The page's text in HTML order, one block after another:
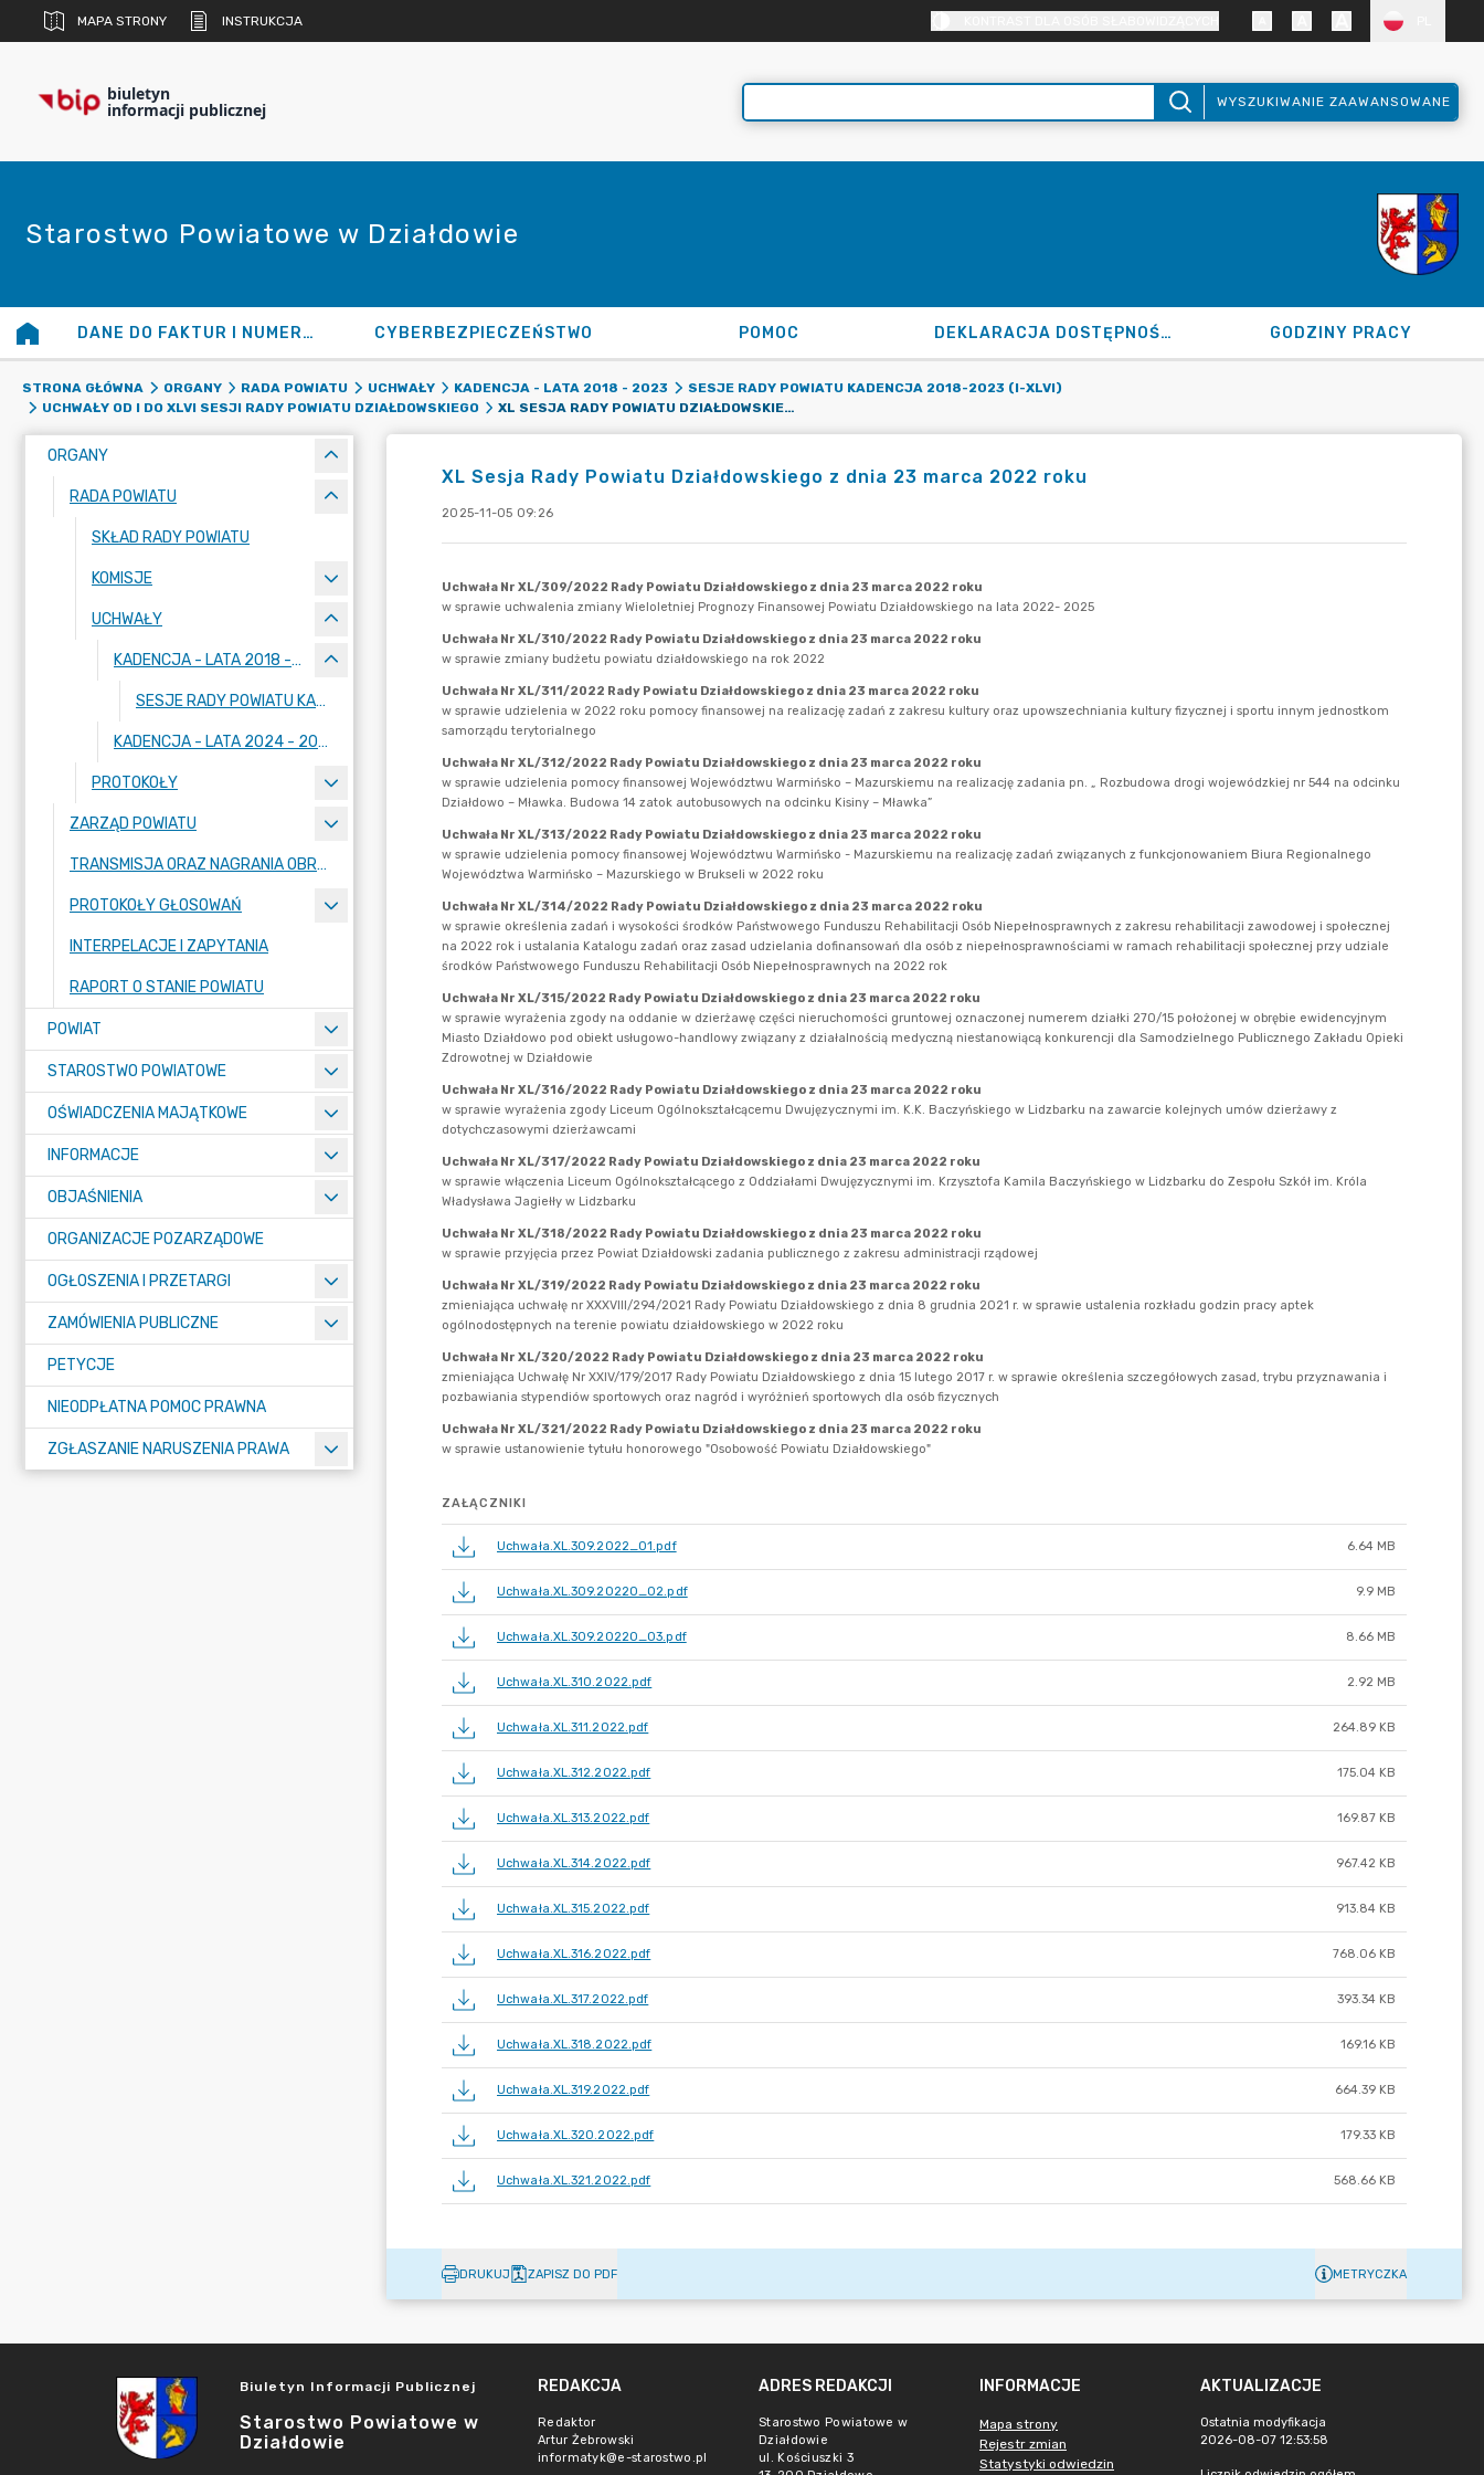
MAPA STRONY INSTRUKCJA
biuletyn
informacji publicznej WYSZUKIWANIE ZAAWANSOWANE
Starostwo Powiatowe w Działdowie
DANE DO FAKTUR I NUMERY KONT CYBERBEZPIECZEŃSTWO POMOC DEKLARACJA DOSTĘPNOŚCI GODZINY PRACY
STRONA GŁÓWNA ORGANY RADA POWIATU UCHWAŁY KADENCJA - LATA 2018 - 2023
SESJE RADY POWIATU KADENCJA 2018-2023 (I-XLVI)
UCHWAŁY OD I DO XLVI SESJI RADY POWIATU DZIAŁDOWSKIEGO
XL SESJA RADY POWIATU DZIAŁDOWSKIEGO Z DNIA 23 MARCA 2022 ROKU
ORGANY
RADA POWIATU
SKŁAD RADY POWIATU
KOMISJE
UCHWAŁY
KADENCJA - LATA 2018 - 2023
SESJE RADY POWIATU KADENCJA 2018-2023 (I-XLVI)
KADENCJA - LATA 2024 - 2029
PROTOKOŁY
ZARZĄD POWIATU
TRANSMISJA ORAZ NAGRANIA OBRAD SESJI
PROTOKOŁY GŁOSOWAŃ
INTERPELACJE I ZAPYTANIA
RAPORT O STANIE POWIATU
POWIAT
STAROSTWO POWIATOWE
OŚWIADCZENIA MAJĄTKOWE
INFORMACJE
OBJAŚNIENIA
ORGANIZACJE POZARZĄDOWE
OGŁOSZENIA I PRZETARGI
ZAMÓWIENIA PUBLICZNE
PETYCJE
NIEODPŁATNA POMOC PRAWNA
ZGŁASZANIE NARUSZENIA PRAWA
XL Sesja Rady Powiatu Działdowskiego z dnia 23 marca 2022 roku
2025-11-05 09:26
ZAŁĄCZNIKI
Uchwała.XL.309.2022_01.pdf 6.64 MB
Uchwała.XL.309.20220_02.pdf 9.9 MB
Uchwała.XL.309.20220_03.pdf 8.66 MB
Uchwała.XL.310.2022.pdf 2.92 MB
Uchwała.XL.311.2022.pdf 264.89 KB
Uchwała.XL.312.2022.pdf 175.04 KB
Uchwała.XL.313.2022.pdf 169.87 KB
Uchwała.XL.314.2022.pdf 967.42 KB
Uchwała.XL.315.2022.pdf 913.84 KB
Uchwała.XL.316.2022.pdf 768.06 KB
Uchwała.XL.317.2022.pdf 393.34 KB
Uchwała.XL.318.2022.pdf 169.16 KB
Uchwała.XL.319.2022.pdf 664.39 KB
Uchwała.XL.320.2022.pdf 179.33 KB
Uchwała.XL.321.2022.pdf 568.66 KB
DRUKUJ ZAPISZ DO PDF METRYCZKA
Biuletyn Informacji Publicznej
Starostwo Powiatowe w
Działdowie
REDAKCJA
Redaktor
Artur Żebrowski
informatyk@e-starostwo.pl
ADRES REDAKCJI
Starostwo Powiatowe w
Działdowie
ul. Kościuszki 3
INFORMACJE
Mapa strony
Rejestr zmian
Statystyki odwiedzin
AKTUALIZACJE
Ostatnia modyfikacja
2026-08-07 12:53:58